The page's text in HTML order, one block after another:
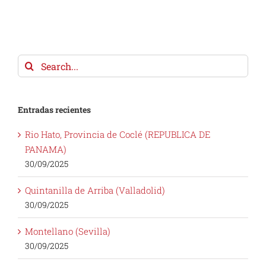
Search
for:
Entradas recientes
Rio Hato, Provincia de Coclé (REPUBLICA DE
PANAMA)
30/09/2025
Quintanilla de Arriba (Valladolid)
30/09/2025
Montellano (Sevilla)
30/09/2025